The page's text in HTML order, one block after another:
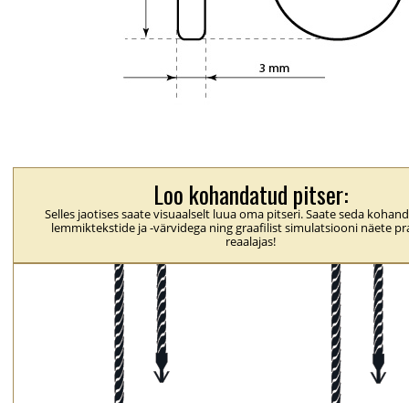
Loo kohandatud pitser:
Selles jaotises saate visuaalselt luua oma pitseri. Saate seda
lemmiktekstide ja -värvidega ning graafilist simulatsiooni näete
reaalajas!